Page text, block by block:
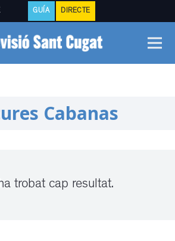
GUÍA DIRECTE
Cabanas
trobat cap resultat.